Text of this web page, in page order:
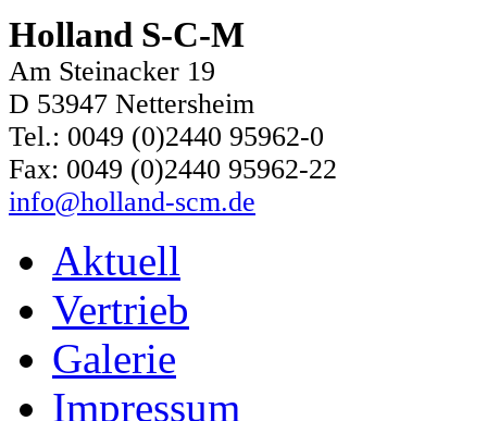
Holland S-C-M
Am Steinacker 19
D 53947 Nettersheim
Tel.: 0049 (0)2440 95962-0
Fax: 0049 (0)2440 95962-22
info@holland-scm.de
Aktuell
Vertrieb
Galerie
Impressum